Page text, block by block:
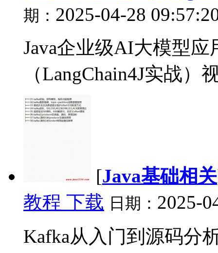
期： 2025-04-28
Java企业级AI大模型
（LangChain4J实战）
[Java基础相关
教程 下载 日期： 2025-
Kafka从入门到源码分